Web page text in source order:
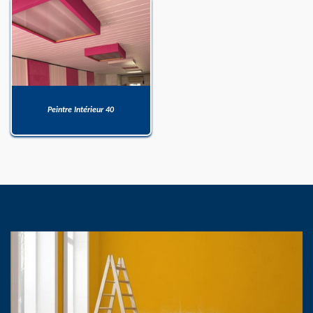
Peintre Intérieur 40